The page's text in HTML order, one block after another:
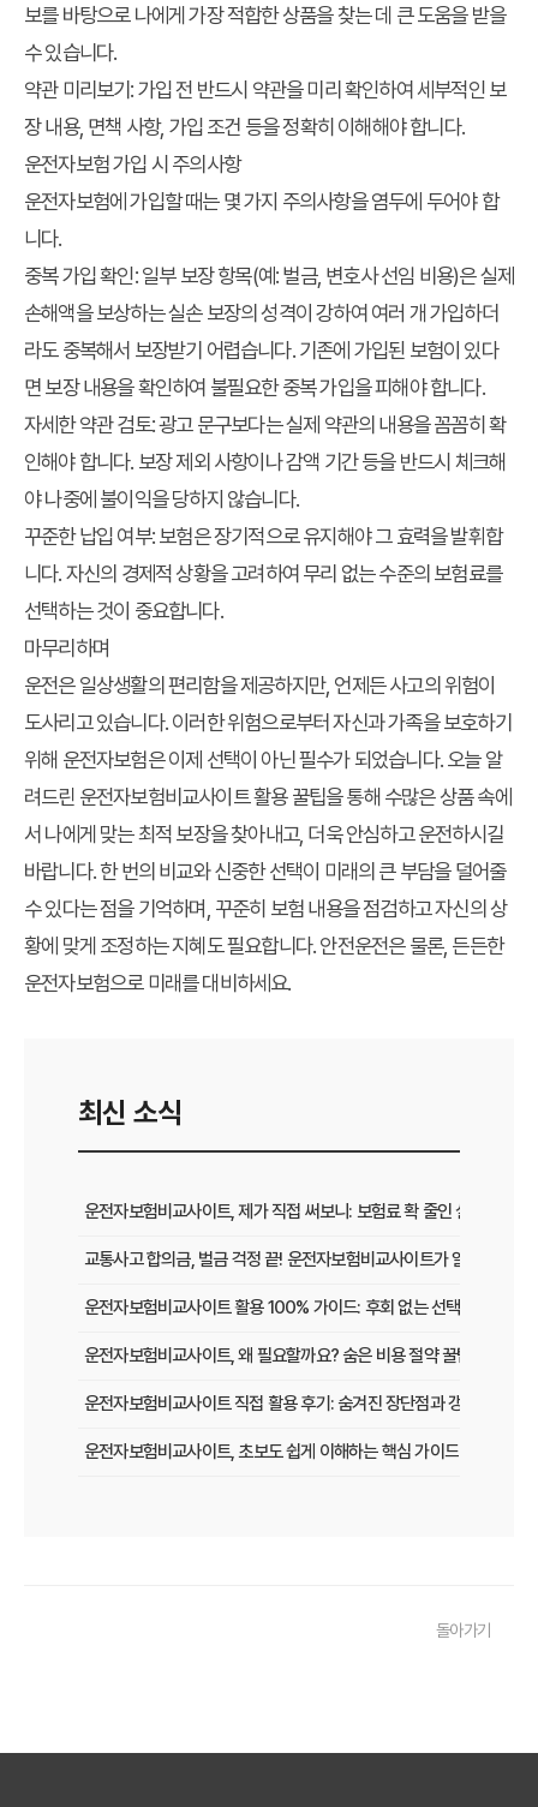
보를 바탕으로 나에게 가장 적합한 상품을 찾는 데 큰 도움을 받을
수 있습니다.
약관 미리보기:가입 전 반드시 약관을 미리 확인하여 세부적인 보
장 내용, 면책 사항, 가입 조건 등을 정확히 이해해야 합니다.
운전자보험 가입 시 주의사항
운전자보험에 가입할 때는 몇 가지 주의사항을 염두에 두어야 합
니다.
중복 가입 확인:일부 보장 항목(예: 벌금, 변호사 선임 비용)은 실제
손해액을 보상하는 실손 보장의 성격이 강하여 여러 개 가입하더
라도 중복해서 보장받기 어렵습니다. 기존에 가입된 보험이 있다
면 보장 내용을 확인하여 불필요한 중복 가입을 피해야 합니다.
자세한 약관 검토:광고 문구보다는 실제 약관의 내용을 꼼꼼히 확
인해야 합니다. 보장 제외 사항이나 감액 기간 등을 반드시 체크해
야 나중에 불이익을 당하지 않습니다.
꾸준한 납입 여부:보험은 장기적으로 유지해야 그 효력을 발휘합
니다. 자신의 경제적 상황을 고려하여 무리 없는 수준의 보험료를
선택하는 것이 중요합니다.
마무리하며
운전은 일상생활의 편리함을 제공하지만, 언제든 사고의 위험이
도사리고 있습니다. 이러한 위험으로부터 자신과 가족을 보호하기
위해 운전자보험은 이제 선택이 아닌 필수가 되었습니다. 오늘 알
려드린 운전자보험비교사이트 활용 꿀팁을 통해 수많은 상품 속에
서 나에게 맞는 최적 보장을 찾아내고, 더욱 안심하고 운전하시길
바랍니다. 한 번의 비교와 신중한 선택이 미래의 큰 부담을 덜어줄
수 있다는 점을 기억하며, 꾸준히 보험 내용을 점검하고 자신의 상
황에 맞게 조정하는 지혜도 필요합니다. 안전운전은 물론, 든든한
운전자보험으로 미래를 대비하세요.
최신 소식
운전자보험비교사이트, 제가 직접 써보니: 보험료 확 줄인 실제 경험담
교통사고 합의금, 벌금 걱정 끝! 운전자보험비교사이트가 알려주는 든
운전자보험비교사이트 활용 100% 가이드: 후회 없는 선택을 위한 체
운전자보험비교사이트, 왜 필요할까요? 숨은 비용 절약 꿀팁 대방출!
운전자보험비교사이트 직접 활용 후기: 숨겨진 장단점과 갱신 팁
운전자보험비교사이트, 초보도 쉽게 이해하는 핵심 가이드
운전자보험비교사이트, 가입 전 꼭 확인해야 할 함정 3가지
돌아가기